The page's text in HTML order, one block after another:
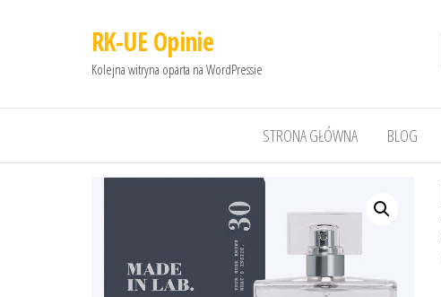
RK-UE Opinie
Kolejna witryna oparta na WordPressie
STRONA GŁÓWNA BLOG